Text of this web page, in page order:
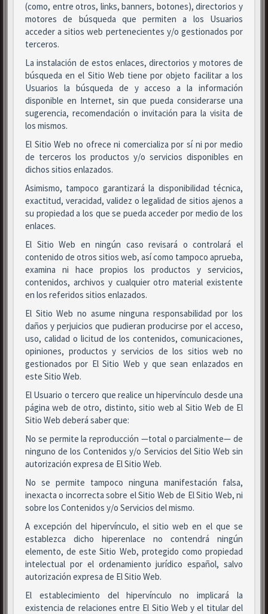
(como, entre otros, links, banners, botones), directorios y
motores de búsqueda que permiten a los Usuarios
acceder a sitios web pertenecientes y/o gestionados por
terceros.
La instalación de estos enlaces, directorios y motores de
búsqueda en el Sitio Web tiene por objeto facilitar a los
Usuarios la búsqueda de y acceso a la información
disponible en Internet, sin que pueda considerarse una
sugerencia, recomendación o invitación para la visita de
los mismos.
El Sitio Web no ofrece ni comercializa por sí ni por medio
de terceros los productos y/o servicios disponibles en
dichos sitios enlazados.
Asimismo, tampoco garantizará la disponibilidad técnica,
exactitud, veracidad, validez o legalidad de sitios ajenos a
su propiedad a los que se pueda acceder por medio de los
enlaces.
El Sitio Web en ningún caso revisará o controlará el
contenido de otros sitios web, así como tampoco aprueba,
examina ni hace propios los productos y servicios,
contenidos, archivos y cualquier otro material existente
en los referidos sitios enlazados.
El Sitio Web no asume ninguna responsabilidad por los
daños y perjuicios que pudieran producirse por el acceso,
uso, calidad o licitud de los contenidos, comunicaciones,
opiniones, productos y servicios de los sitios web no
gestionados por El Sitio Web y que sean enlazados en
este Sitio Web.
El Usuario o tercero que realice un hipervínculo desde una
página web de otro, distinto, sitio web al Sitio Web de El
Sitio Web deberá saber que:
No se permite la reproducción —total o parcialmente— de
ninguno de los Contenidos y/o Servicios del Sitio Web sin
autorización expresa de El Sitio Web.
No se permite tampoco ninguna manifestación falsa,
inexacta o incorrecta sobre el Sitio Web de El Sitio Web, ni
sobre los Contenidos y/o Servicios del mismo.
A excepción del hipervínculo, el sitio web en el que se
establezca dicho hiperenlace no contendrá ningún
elemento, de este Sitio Web, protegido como propiedad
intelectual por el ordenamiento jurídico español, salvo
autorización expresa de El Sitio Web.
El establecimiento del hipervínculo no implicará la
existencia de relaciones entre El Sitio Web y el titular del